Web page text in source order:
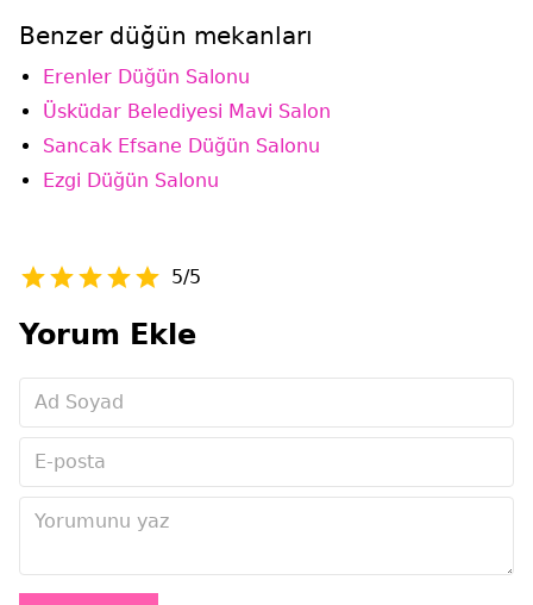
Benzer düğün mekanları
Erenler Düğün Salonu
Üsküdar Belediyesi Mavi Salon
Sancak Efsane Düğün Salonu
Ezgi Düğün Salonu
5/5
Yorum Ekle